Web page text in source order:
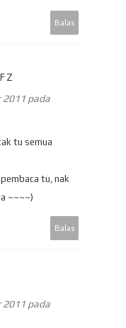
Balas
2011 pada
tu semua
tu, nak
~~~~)
Balas
2011 pada